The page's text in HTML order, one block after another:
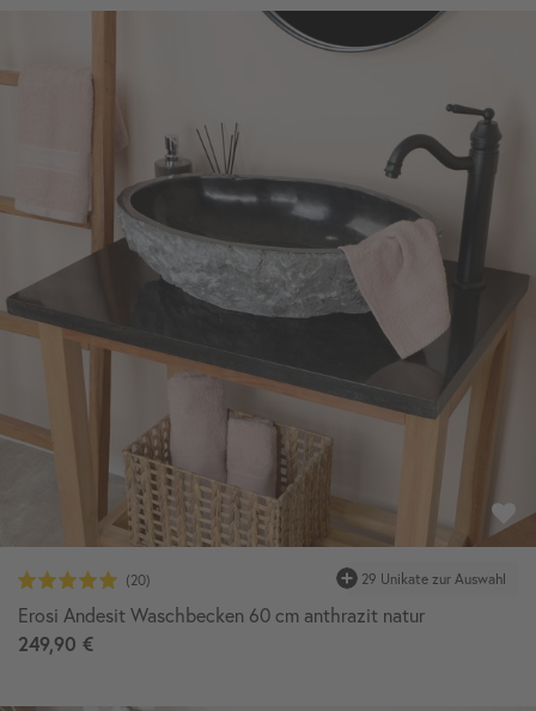
29 Unikate zur Auswahl
Erosi Andesit Waschbecken 60 cm anthrazit natur
249,90 €